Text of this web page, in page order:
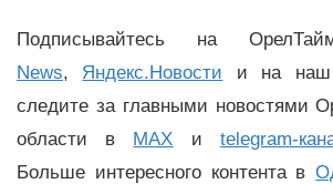
Подписывайтесь на
News, Яндекс.Новости и на
следите за главными новостями
области в MAX и telegram-
Больше интересного контента в